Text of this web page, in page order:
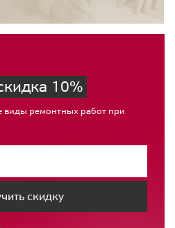
10%
виды ремонтных работ при
скидку